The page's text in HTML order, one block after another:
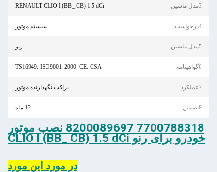
3مدل ماشین: RENAULT CLIO I (BB_ CB) 1.5 dCi
4درخواست: سیستم موتور
5مدل ماشین: رنو
6گواهینامه: TS16949، ISO9001: 2000، CE، CSA
7عملکرد: براکت نگهدارنده موتور
8تضمین: 12 ماه
7700788318 8200089697 نصب موتور
خودرو برای رنو CLIO I (BB_ CB) 1.5 dCi
در مورد اين مورد